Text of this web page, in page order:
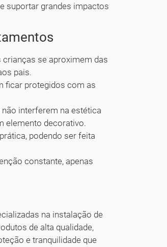
suportar grandes impactos
se aproximem das
pais.
ficar protegidos com as
interferem na estética
elemento decorativo.
podendo ser feita
constante, apenas
na instalação de
de alta qualidade,
e tranquilidade que